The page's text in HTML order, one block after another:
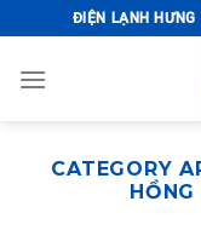
to
content
ĐIỆN LẠNH
CATEGORY